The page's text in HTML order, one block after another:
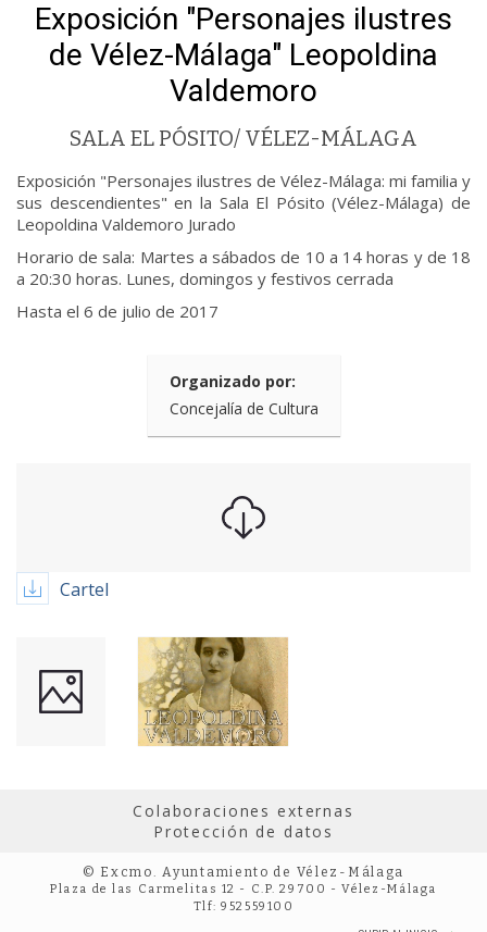
Exposición "Personajes ilustres
de Vélez-Málaga" Leopoldina
Valdemoro
SALA EL PÓSITO/ VÉLEZ-MÁLAGA
Exposición "Personajes ilustres de Vélez-Málaga: mi familia y
sus descendientes" en la Sala El Pósito (Vélez-Málaga) de
Leopoldina Valdemoro Jurado
Horario de sala: Martes a sábados de 10 a 14 horas y de 18
a 20:30 horas. Lunes, domingos y festivos cerrada
Hasta el 6 de julio de 2017
Organizado por:
Concejalía de Cultura
Cartel
Colaboraciones externas
Protección de datos
© Excmo. Ayuntamiento de Vélez-Málaga
Plaza de las Carmelitas 12 - C.P. 29700 - Vélez-Málaga
Tlf: 952559100